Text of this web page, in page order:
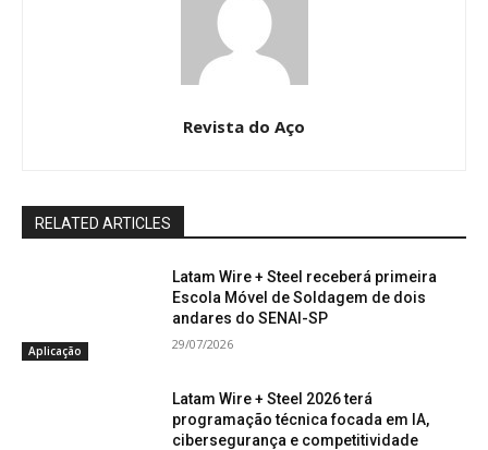
Revista do Aço
RELATED ARTICLES
Aplicação
Latam Wire + Steel receberá primeira
Escola Móvel de Soldagem de dois
andares do SENAI-SP
29/07/2026
Latam Wire + Steel 2026 terá
programação técnica focada em IA,
cibersegurança e competitividade